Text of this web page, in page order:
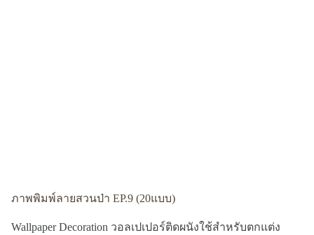
ภาพพิมพ์ลายสวนป่า EP.9 (20แบบ)
Wallpaper Decoration วอลเปเปอร์ติดผนังใช้สำหรับตกแต่ง